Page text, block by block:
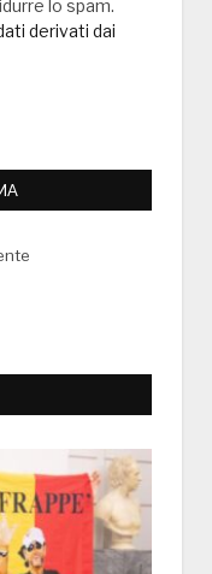
lo spam.
derivati dai